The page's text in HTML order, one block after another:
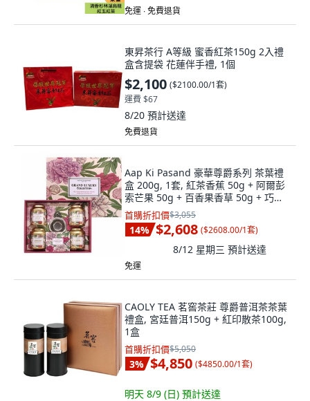
免運 ∙ 免費退貨
東昇茶行 A等級 蜜香紅茶150g 2入禮
盒含提袋 花蓮伴手禮, 1個
$2,100 ($2100.00/1套)
運費 $67
8/20 預計送達
免費退貨
Aap Ki Pasand 豪華尊爵系列 茶葉禮
盒 200g, 1套, 紅茶香蕉 50g + 阿爾彭
索芒果 50g + 百香果香草 50g + 巧克
力薄荷 50g
首購折扣價$3,055
14% $2,608 ($2608.00/1套)
8/12 星期三 預計送達
免運
CAOLY TEA 茗窖茶莊 尊爵普洱茶茶葉
禮盒, 宮廷普洱150g + 紅印散茶100g,
1盒
首購折扣價$5,050
3% $4,850 ($4850.00/1套)
明天 8/9 (日) 預計送達